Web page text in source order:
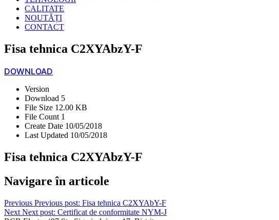
CALITATE
NOUTĂȚI
CONTACT
Fisa tehnica C2XYAbzY-F
DOWNLOAD
Version
Download 5
File Size 12.00 KB
File Count 1
Create Date 10/05/2018
Last Updated 10/05/2018
Fisa tehnica C2XYAbzY-F
Navigare în articole
Previous Previous post: Fisa tehnica C2XYAbY-F
Next Next post: Certificat de conformitate NYM-J